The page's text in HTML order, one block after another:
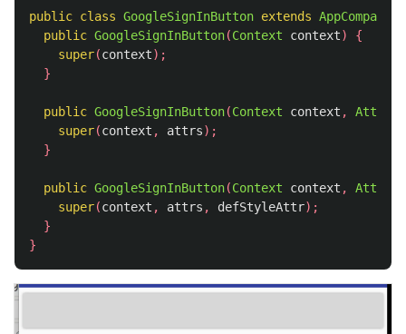
public class GoogleSignInButton extends
public GoogleSignInButton(Context context)
{
super(context);
}
public GoogleSignInButton(Context context ,
super(context , attrs);
}
public GoogleSignInButton(Context context ,
super(context , attrs , defStyleAttr);
}
}